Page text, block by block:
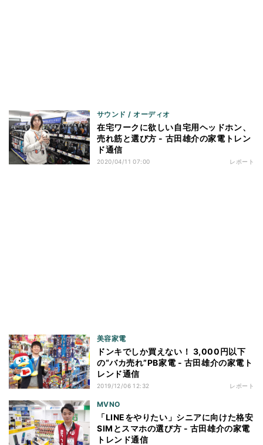
サウンド / オーディオ
在宅ワークに欲しい自宅用ヘッドホン、
売れ筋と選び方 - 古田雄介の家電トレン
ド通信
2020/04/11 07:00 レポート
美容家電
ドンキでしか買えない！ 3,000円以下
の“バカ売れ”PB家電 - 古田雄介の家電ト
レンド通信
2019/12/06 12:32 レポート
MVNO
「LINEをやりたい」シニアに向けた格安
SIMとスマホの選び方 - 古田雄介の家電
トレンド通信